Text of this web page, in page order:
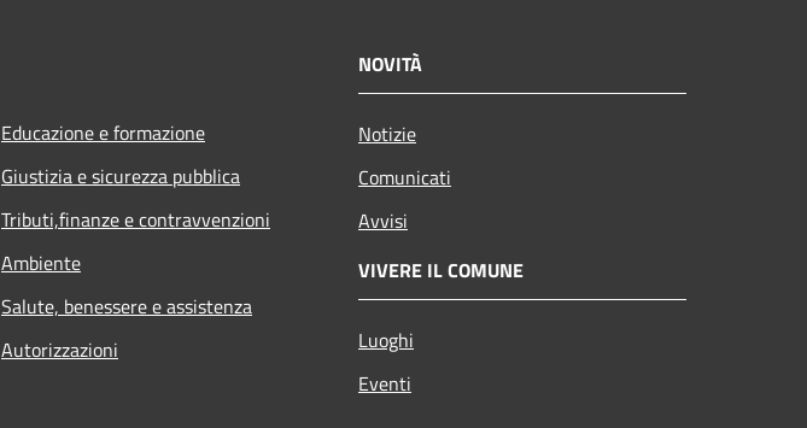
Educazione e formazione
Giustizia e sicurezza pubblica
Tributi,finanze e contravvenzioni
Ambiente
Salute, benessere e assistenza
Autorizzazioni
NOVITÀ
Notizie
Comunicati
Avvisi
VIVERE IL COMUNE
Luoghi
Eventi